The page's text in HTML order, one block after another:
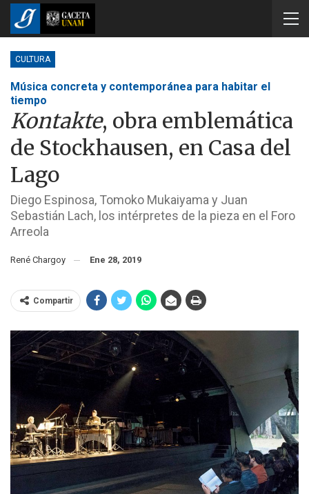
CULTURA
Música concreta y contemporánea para habitar el
tiempo
Kontakte, obra emblemática
de Stockhausen, en Casa del
Lago
Diego Espinosa, Tomoko Mukaiyama y Juan
Sebastián Lach, los intérpretes de la pieza en el Foro
Arreola
René Chargoy Ene 28, 2019
Compartir